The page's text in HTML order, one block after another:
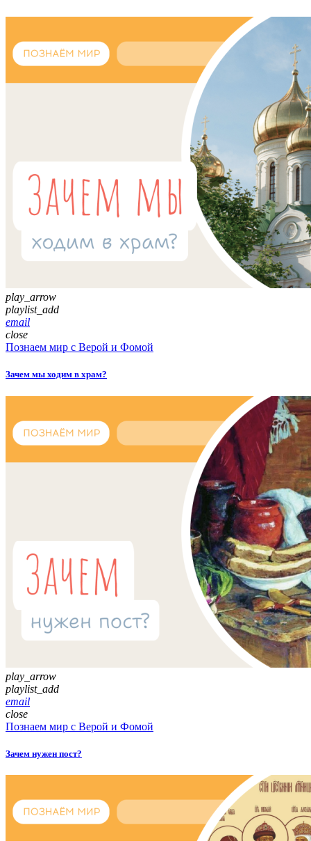
play_arrow
playlist_add
email
close
Познаем мир с Верой и Фомой
Зачем мы ходим в храм?
play_arrow
playlist_add
email
close
Познаем мир с Верой и Фомой
Зачем нужен пост?